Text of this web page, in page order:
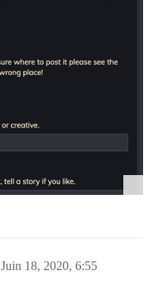
Juin 18, 2020, 6:55